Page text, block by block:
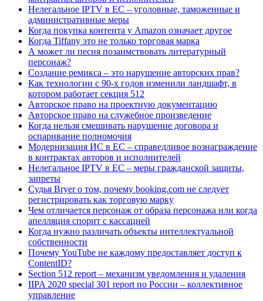
Нелегальное IPTV в ЕС – уголовные, таможенные и
административные меры
Когда покупка контента у Amazon означает другое
Когда Tiffany это не только торговая марка
А может ли песня позаимствовать литературный
персонаж?
Создание ремикса – это нарушение авторских прав?
Как технологии с 90-х годов изменили ландшафт, в
котором работает секция 512
Авторское право на проектную документацию
Авторское право на служебное произведение
Когда нельзя смешивать нарушение договора и
оспаривание полномочия
Модернизация ИС в ЕС – справедливое вознаграждение
в контрактах авторов и исполнителей
Нелегальное IPTV в ЕС – меры гражданской защиты,
запреты
Судья Bryer о том, почему booking.com не следует
регистрировать как торговую марку
Чем отличается персонаж от образа персонажа или когда
апелляция спорит с кассацией
Когда нужно различать объекты интеллектуальной
собственности
Почему YouTube не каждому предоставляет доступ к
ContentID?
Section 512 report – механизм уведомления и удаления
IIPA 2020 special 301 report по России – коллективное
управление